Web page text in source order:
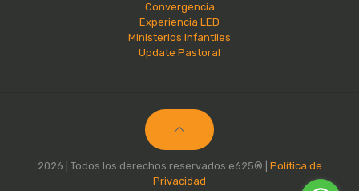
Convergencia
Experiencia LED
Ministerios Infantiles
Update Pastoral
2026 | Todos los derechos reservados e625® | Política de
Privacidad